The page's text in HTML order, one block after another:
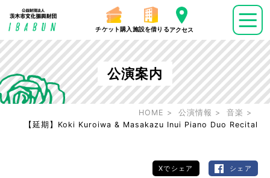
チケット購入 施設を借りるアクセス
公演案内
HOME 公演情報
音楽
【延期】Koki Kuroiwa & Masakazu Inui Piano Duo Recital
Xでシェア シェア